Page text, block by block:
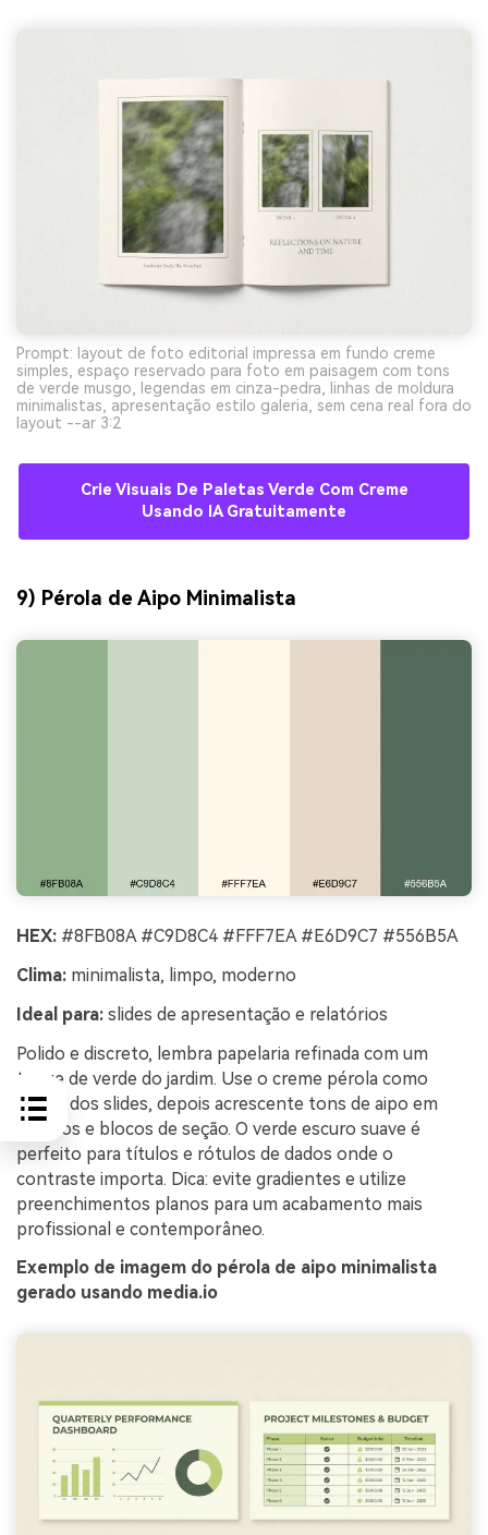
Prompt: layout de foto editorial impressa em fundo creme
simples, espaço reservado para foto em paisagem com tons
de verde musgo, legendas em cinza-pedra, linhas de moldura
minimalistas, apresentação estilo galeria, sem cena real fora do
layout --ar 3:2
Crie Visuais De Paletas Verde Com Creme
Usando IA Gratuitamente
9) Pérola de Aipo Minimalista
HEX: #8FB08A #C9D8C4 #FFF7EA #E6D9C7 #556B5A
Clima: minimalista, limpo, moderno
Ideal para: slides de apresentação e relatórios
Polido e discreto, lembra papelaria refinada com um
toque de verde do jardim. Use o creme pérola como
fundo dos slides, depois acrescente tons de aipo em
gráficos e blocos de seção. O verde escuro suave é
perfeito para títulos e rótulos de dados onde o
contraste importa. Dica: evite gradientes e utilize
preenchimentos planos para um acabamento mais
profissional e contemporâneo.
Exemplo de imagem do pérola de aipo minimalista
gerado usando media.io